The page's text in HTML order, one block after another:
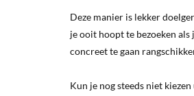
Deze manier is lekker
je ooit hoopt te bezoeken
concreet te gaan
Kun je nog steeds niet